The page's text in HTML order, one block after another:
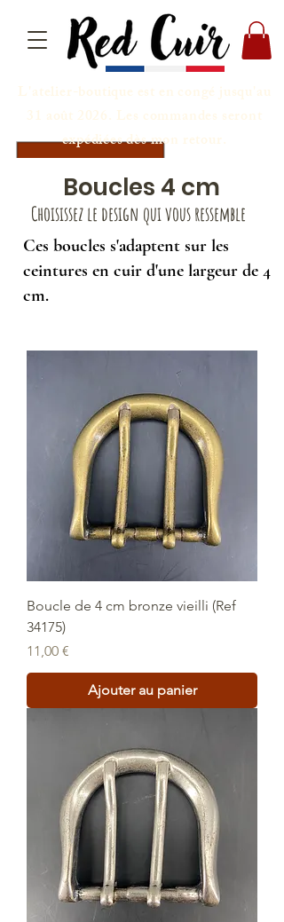
L'atelier-boutique est en congé jusqu'au
31 août 2026. Les commandes seront
expédiées dès mon retour.
Boucles 4 cm
Choisissez le design qui vous ressemble
Ces boucles s'adaptent sur les
ceintures en cuir d'une largeur de 4
cm.
Boucle de 4 cm bronze vieilli (Ref
34175)
Prix
11,00 €
Ajouter au panier